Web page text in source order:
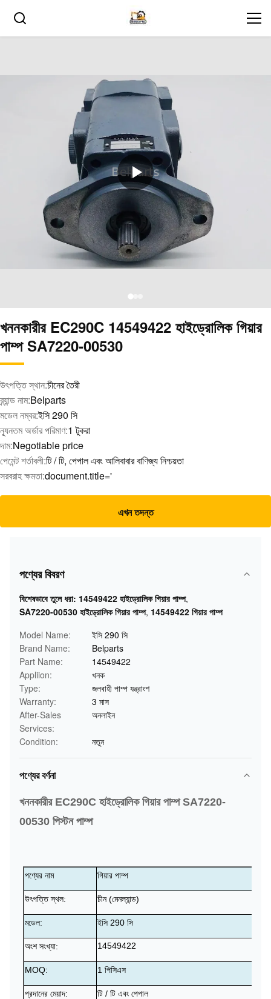
খননকারীর EC290C 14549422 হাইড্রোলিক গিয়ার
পাম্প SA7220-00530
উৎপত্তি স্থান:চীনের তৈরী
ব্র্যান্ড নাম:Belparts
মডেল নম্বর:ইসি 290 সি
ন্যূনতম অর্ডার পরিমাণ:1 টুকরা
দাম:Negotiable price
পেমেন্ট শর্তাবলী:টি / টি, পেপাল এবং আলিবাবার বাণিজ্য নিশ্চয়তা
সরবরাহ ক্ষমতা:document.title='
এখন তদন্ত
পণ্যের বিবরণ
বিশেষভাবে তুলে ধরা: 14549422 হাইড্রোলিক গিয়ার পাম্প,
SA7220-00530 হাইড্রোলিক গিয়ার পাম্প, 14549422 গিয়ার পাম্প
Model Name:
ইসি 290 সি
Brand Name:
Belparts
Part Name:
14549422
Appliion:
খনক
Type:
জলবাহী পাম্প যন্ত্রাংশ
Warranty:
3 মাস
After-Sales
Services:
অনলাইন
Condition: নতুন
পণ্যের বর্ণনা
খননকারীর EC290C হাইড্রোলিক গিয়ার পাম্প SA7220-
00530 পিস্টন পাম্প
পণ্যের নাম গিয়ার পাম্প
উৎপত্তি স্থল: চীন (মেনল্যান্ড)
মডেল: ইসি 290 সি
অংশ সংখ্যা: 14549422
MOQ: 1 পিসিএস
প্রদানের মেয়াদ: টি / টি এবং পেপাল